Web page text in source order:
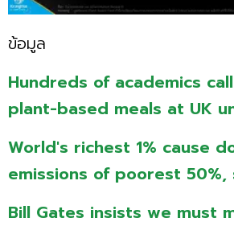
ข้อมูล
Hundreds of academics
plant-based meals at UK
World's richest 1% cause
emissions of poorest 50%,
Bill Gates insists we must